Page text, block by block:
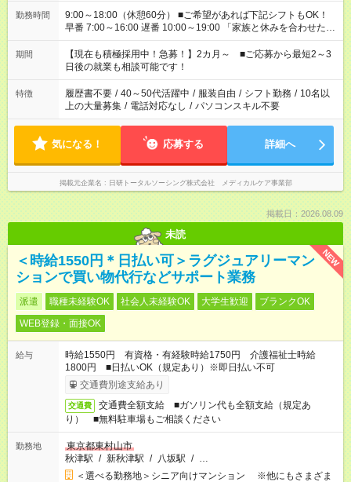
勤務時間
9:00～18:00（休憩60分） ■ご希望があれば下記シフトもOK！
早番 7:00～16:00 遅番 10:00～19:00 「家族と休みを合わせた
い」 「余裕を持って夕飯の準備がしたい」 「できれば残業はし
たくない」 など、ご希望を教えてくださいね。 ※Wワーク希望
の方へ 今ご覧のお仕事で希望する勤務時間と、もう1つのお仕事
の勤務時間。 合計で週40時間を超える場合は応募できません。
期間
【現在も積極採用中！急募！】2カ月～ ■ご応募から最短2～3
日後の就業も相談可能です！
特徴 履歴書不要 / 40～50代活躍中 / 服装自由 / シフト勤務 / 10名以
上の大量募集 / 電話対応なし / パソコンスキル不要
気になる！ 応募する 詳細へ
掲載元企業名 日研トータルソーシング株式会社 メディカルケア事業部
掲載日：2026.08.09
未読
NEW
＜時給1550円＊日払い可＞ラグジュアリーマン
ションで買い物代行などサポート業務
派遣 職種未経験OK 社会人未経験OK 大学生歓迎
ブランクOK
WEB登録・面接OK
給与
時給1550円 有資格・有経験時給1750円 介護福祉士時給
1800円 ■日払いOK（規定あり）※即日払い不可
交通費別途支給あり
交通費
交通費全額支給 ■ガソリン代も全額支給（規定あ
り） ■無料駐車場もご相談ください
勤務地
東京都東村山市
秋津駅 / 新秋津駅 / 八坂駅 / …
＜選べる勤務地＞シニア向けマンション ※他にもさまざま